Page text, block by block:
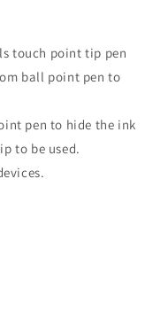
touch point tip pen
ball point pen to
pen to hide the ink
to be used.